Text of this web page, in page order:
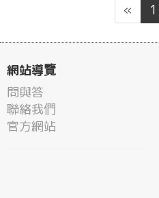
« 1
網站導覽
問與答
聯絡我們
官方網站